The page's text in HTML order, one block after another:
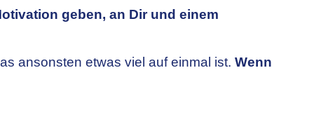
geben, an Dir und einem
ansonsten etwas viel auf einmal ist. Wenn